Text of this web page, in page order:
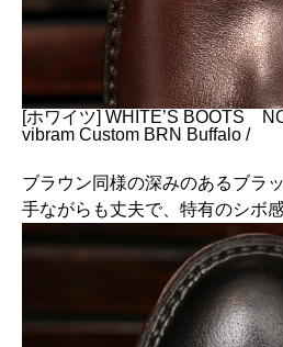
[ホワイツ] WHITE’S BOOTS
vibram Custom BRN Buffalo /
ブラウン同様の深みのあるブラ
手ながらも丈夫で、特有のシボ